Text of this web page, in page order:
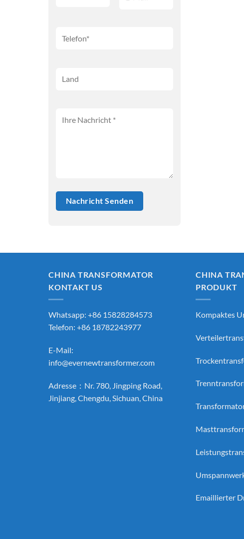
CHINA TRANSFORMATOR
KONTAKT US
Whatsapp: +86 15828284573
Telefon: +86 18782243977
E-Mail:
info@evernewtransformer.com
Adresse：Nr. 780, Jingping Road,
Jinjiang, Chengdu, Sichuan, China
CHINA
PRODUKT
Kompaktes
Emaillierter